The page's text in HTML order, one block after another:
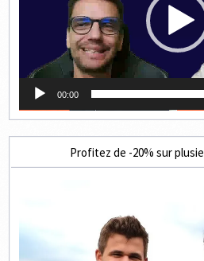
00:00
Profitez de -20% sur